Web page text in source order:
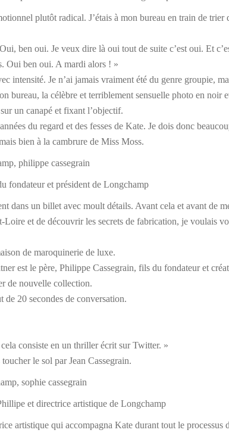
plutôt radical. J’étais à mon bureau en train de trier
ben oui. Je veux dire là oui tout de suite c’est oui. Et
Oui ben oui. A mardi alors ! »
intensité. Je n’ai jamais vraiment été du genre groupie,
bureau, la célèbre et terriblement sensuelle photo en noir
un canapé et fixant l’objectif.
du regard et des fesses de Kate. Je dois donc
bien à la cambrure de Miss Moss.
fondateur et président de Longchamp
dans un billet avec moult détails. Avant cela et avant de
et de découvrir les secrets de fabrication, je voulais
de maroquinerie de luxe.
est le père, Philippe Cassegrain, fils du fondateur et
de nouvelle collection.
de 20 secondes de conversation.
consiste en un thriller écrit sur Twitter. »
le sol par Jean Cassegrain.
et directrice artistique de Longchamp
artistique qui accompagna Kate durant tout le processus